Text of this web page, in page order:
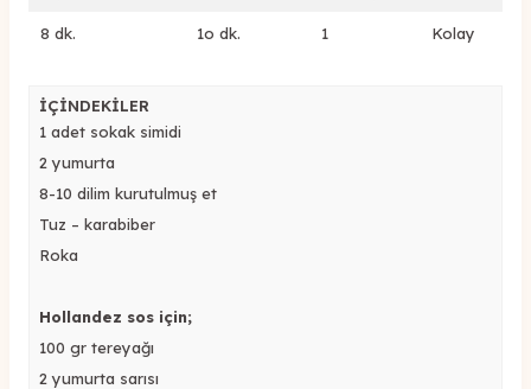
8 dk. 1o dk. 1 Kolay
İÇİNDEKİLER
1 adet sokak simidi
2 yumurta
8-10 dilim kurutulmuş et
Tuz – karabiber
Roka
Hollandez sos için;
100 gr tereyağı
2 yumurta sarısı